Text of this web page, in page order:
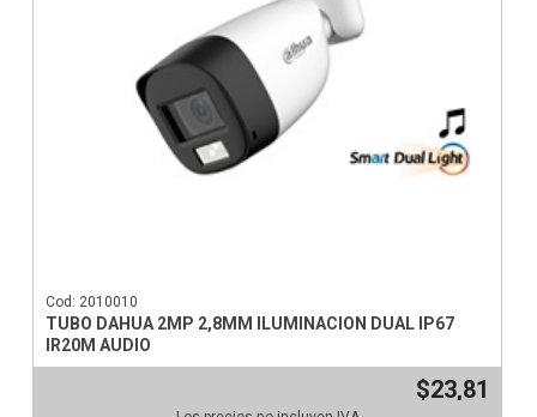
Cod: 2010010
TUBO DAHUA 2MP 2,8MM ILUMINACION DUAL IP67
IR20M AUDIO
$23,81